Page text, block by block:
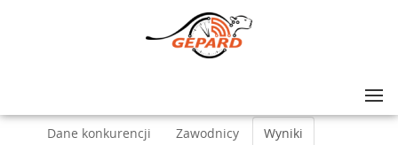
Dane konkurencji Zawodnicy Wyniki